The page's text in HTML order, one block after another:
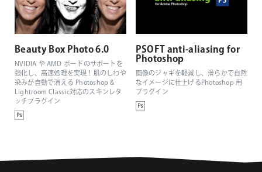
Beauty Box Photo 6.0
NVIDIA や AMD ボードのサポートを
強化し、高速処理を実現！肌のしわや
染みが自動で消える Photoshop &
Lightroom Classic対応のスキンレタ
ッチプラグイン
PSOFT anti-aliasing for
Photoshop
画像のジャギを軽減し、滑らかで自然
なイメージに仕上げるPhotoshop 用
プラグイン